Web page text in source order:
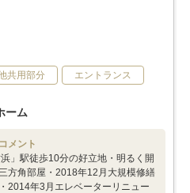
共用部分 エントランス
ーム
メント
」駅徒歩10分の好立地・明るく開
方角部屋・2018年12月大規模修繕
2014年3月エレベーターリニュー